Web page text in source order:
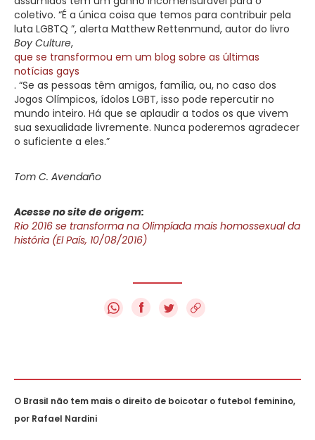
coletivo. “É a única coisa que temos para contribuir pela
luta LGBTQ ”, alerta Matthew Rettenmund, autor do livro
Boy Culture,
que se transformou em um blog sobre as últimas
notícias gays
. “Se as pessoas têm amigos, família, ou, no caso dos
Jogos Olímpicos, ídolos LGBT, isso pode repercutir no
mundo inteiro. Há que se aplaudir a todos os que vivem
sua sexualidade livremente. Nunca poderemos agradecer
o suficiente a eles.”
Tom C. Avendaño
Acesse no site de origem:
Rio 2016 se transforma na Olimpíada mais homossexual da
história (El País, 10/08/2016)
f
O Brasil não tem mais o direito de boicotar o futebol feminino,
por Rafael Nardini